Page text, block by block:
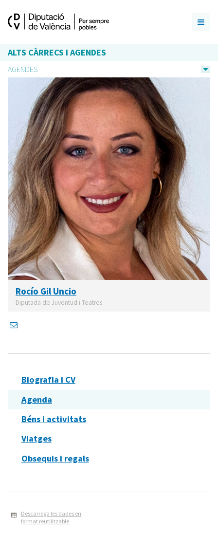
ALTS CÀRRECS I AGENDES
AGENDES
Rocío Gil Uncio
Diputada de Juventud i Teatres
Biografia i CV
Agenda
Béns i activitats
Viatges
Obsequis i regals
Descarrega les dades en
format reutilitzable